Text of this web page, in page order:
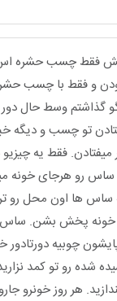
فقط چسب حشره اس.
بودن و فقط با چسب
گذاشتم وسط
تو چسب و دیگه
فقط یه
رو هرجای خونه
ساس ها اون محل
خونه پخش بشن. ساس
چوبیه
شده رو تو کمد
هر روز خونرو